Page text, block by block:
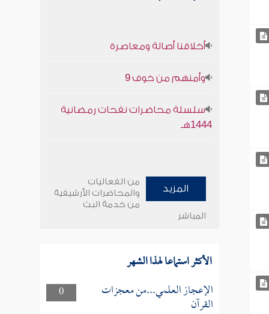
أخلاقنا أصالة ومعاصرة
وأمنهم من خوف 9
سلسلة محاضرات نفحات رمضانية
1444هـ
المزيد
من الفعاليات
والمحاضرات الأرشيفية
من خدمة البث
المباشر
الأكثر استماعا لهذا الشهر
0 الإعجاز العلمي...من معجزات
القرآن